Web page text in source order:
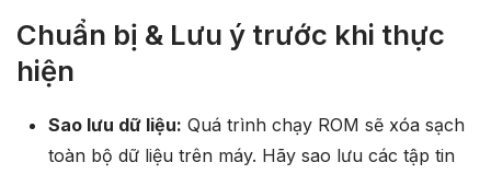
Chuẩn bị & Lưu ý trước khi thực
hiện
Sao lưu dữ liệu: Quá trình chạy ROM sẽ xóa sạch
toàn bộ dữ liệu trên máy. Hãy sao lưu các tập tin